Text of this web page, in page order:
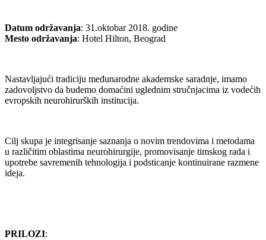
Datum održavanja: 31.oktobar 2018. godine
Mesto održavanja: Hotel Hilton, Beograd
Nastavljajući tradiciju međunarodne akademske saradnje, imamo
zadovoljstvo da budemo domaćini uglednim stručnjacima iz vodećih
evropskih neurohirurških institucija.
Cilj skupa je integrisanje saznanja o novim trendovima i metodama
u različitim oblastima neurohirurgije, promovisanje timskog rada i
upotrebe savremenih tehnologija i podsticanje kontinuirane razmene
ideja.
PRILOZI: